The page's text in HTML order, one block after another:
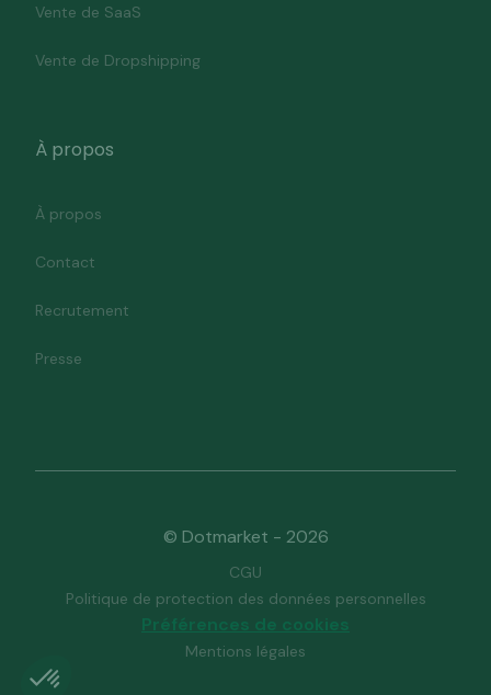
Vente de SaaS
Vente de Dropshipping
À propos
À propos
Contact
Recrutement
Presse
© Dotmarket - 2026
CGU
Politique de protection des données personnelles
Préférences de cookies
Mentions légales